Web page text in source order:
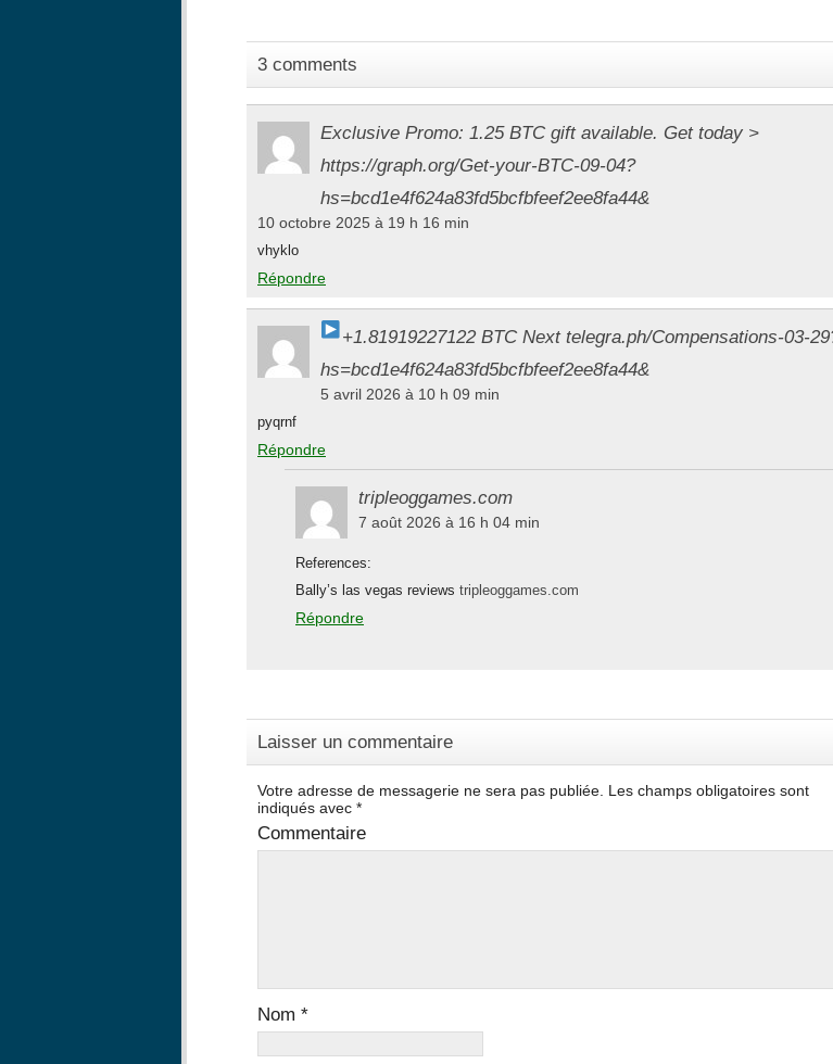
3 comments
Exclusive Promo: 1.25 BTC gift available. Get today >
https://graph.org/Get-your-BTC-09-04?
hs=bcd1e4f624a83fd5bcfbfeef2ee8fa44&
10 octobre 2025 à 19 h 16 min
vhyklo
Répondre
+1.81919227122 BTC Next telegra.ph/Compensations-03-
hs=bcd1e4f624a83fd5bcfbfeef2ee8fa44&
5 avril 2026 à 10 h 09 min
pyqrnf
Répondre
tripleoggames.com
7 août 2026 à 16 h 04 min
References:
Bally’s las vegas reviews tripleoggames.com
Répondre
Laisser un commentaire
Votre adresse de messagerie ne sera pas publiée. Les champs obligatoires sont
indiqués avec *
Commentaire
Nom *